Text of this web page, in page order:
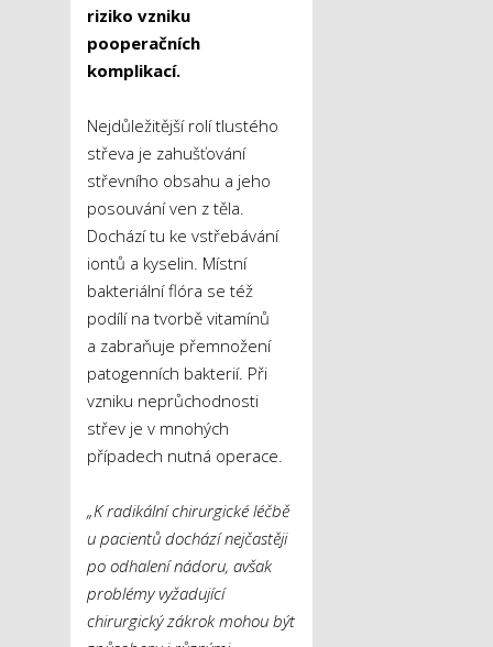
riziko vzniku
pooperačních
komplikací.
Nejdůležitější rolí tlustého
střeva je zahušťování
střevního obsahu a jeho
posouvání ven z těla.
Dochází tu ke vstřebávání
iontů a kyselin. Místní
bakteriální flóra se též
podílí na tvorbě vitamínů
a zabraňuje přemnožení
patogenních bakterií. Při
vzniku neprůchodnosti
střev je v mnohých
případech nutná operace.
„K radikální chirurgické léčbě
u pacientů dochází nejčastěji
po odhalení nádoru, avšak
problémy vyžadující
chirurgický zákrok mohou být